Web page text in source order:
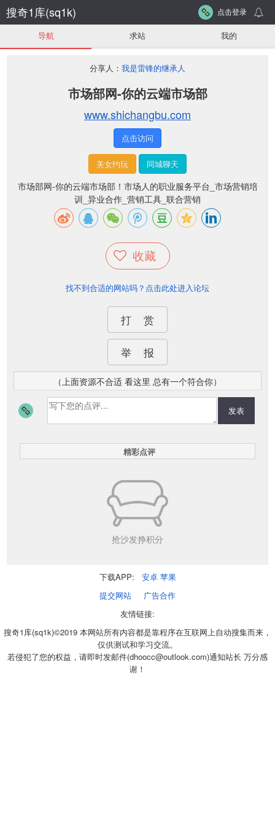
搜奇1库(sq1k) 点击登录
导航 求站 我的
分享人： 我是雷锋的继承人
市场部网-你的云端市场部
www.shichangbu.com
点击访问
美女约玩 同城聊天
市场部网-你的云端市场部！市场人的职业服务平台_市场营销培
训_异业合作_营销工具_联合营销
收藏
找不到合适的网站吗？点击此处进入论坛
打 赏
举 报
（上面资源不合适 看这里 总有一个符合你）
发表
精彩点评
抢沙发挣积分
下载APP: 安卓 苹果
提交网站
广告合作
友情链接:
搜奇1库(sq1k)©2019 本网站所有内容都是靠程序在互联网上自动搜集而来，
仅供测试和学习交流。
若侵犯了您的权益，请即时发邮件(dhoocc@outlook.com)通知站长 万分感
谢！